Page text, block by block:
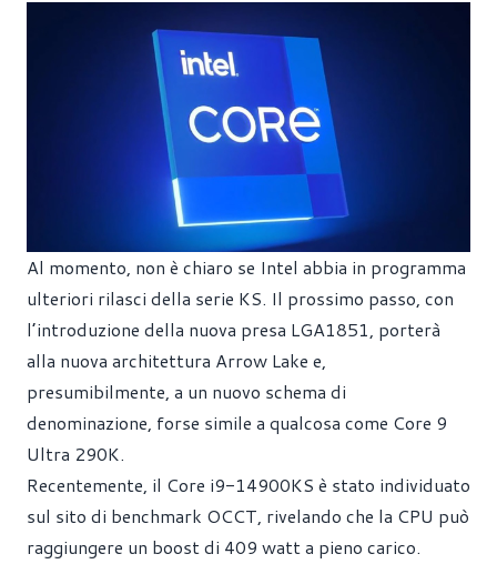
Al momento, non è chiaro se Intel abbia in programma
ulteriori rilasci della serie KS. Il prossimo passo, con
l’introduzione della nuova presa LGA1851, porterà
alla nuova architettura Arrow Lake e,
presumibilmente, a un nuovo schema di
denominazione, forse simile a qualcosa come Core 9
Ultra 290K.
Recentemente, il Core i9-14900KS è stato individuato
sul sito di benchmark OCCT, rivelando che la CPU può
raggiungere un boost di 409 watt a pieno carico.